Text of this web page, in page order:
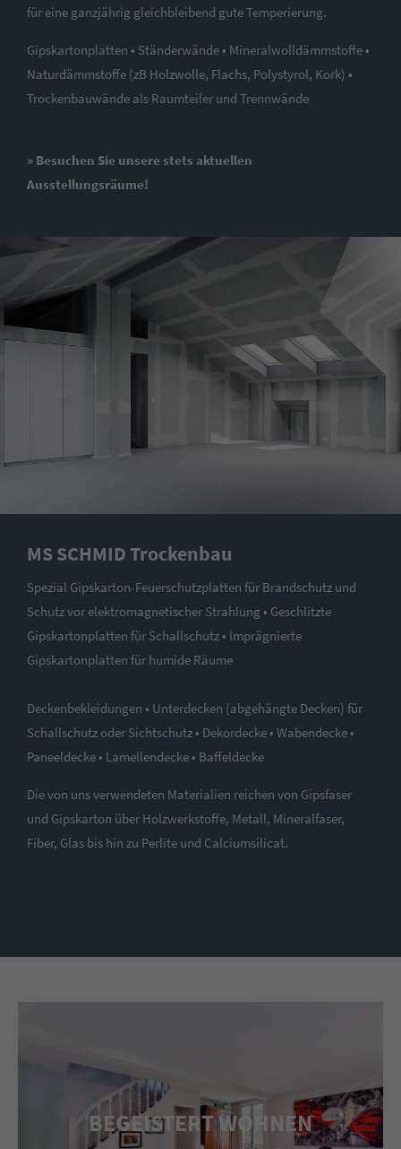
für eine ganzjährig gleichbleibend gute Temperierung.
Gipskartonplatten • Ständerwände • Mineralwolldämmstoffe •
Naturdämmstoffe (zB Holzwolle, Flachs, Polystyrol, Kork) •
Trockenbauwände als Raumteiler und Trennwände
» Besuchen Sie unsere stets aktuellen
Ausstellungsräume!
MS SCHMID Trockenbau
Spezial Gipskarton-Feuerschutzplatten für Brandschutz und
Schutz vor elektromagnetischer Strahlung • Geschlitzte
Gipskartonplatten für Schallschutz • Imprägnierte
Gipskartonplatten für humide Räume
Deckenbekleidungen • Unterdecken (abgehängte Decken) für
Schallschutz oder Sichtschutz • Dekordecke • Wabendecke •
Paneeldecke • Lamellendecke • Baffeldecke
Die von uns verwendeten Materialien reichen von Gipsfaser
und Gipskarton über Holzwerkstoffe, Metall, Mineralfaser,
Fiber, Glas bis hin zu Perlite und Calciumsilicat.
BEGEISTERT WOHNEN